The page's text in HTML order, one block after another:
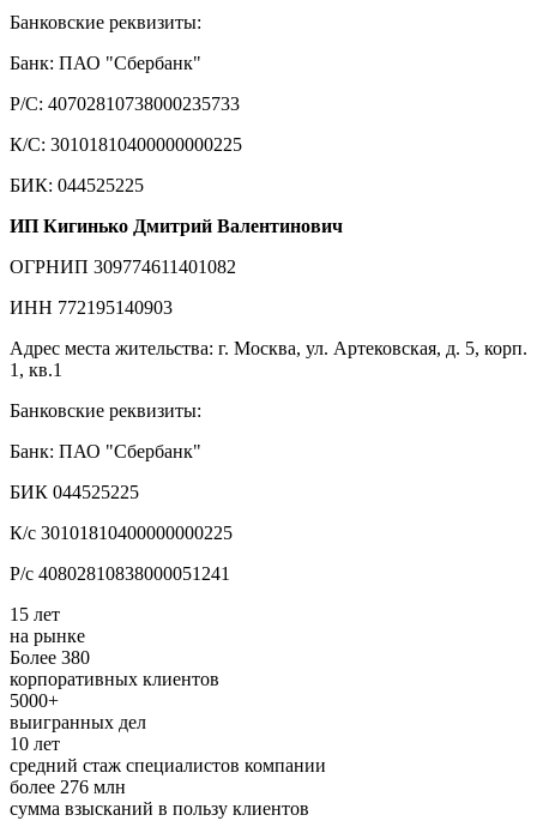
Банковские реквизиты:
Банк: ПАО "Сбербанк"
Р/С: 40702810738000235733
К/С: 30101810400000000225
БИК: 044525225
ИП Кигинько Дмитрий Валентинович
ОГРНИП 309774611401082
ИНН 772195140903
Адрес места жительства: г. Москва, ул. Артековская, д. 5, корп.
1, кв.1
Банковские реквизиты:
Банк: ПАО "Сбербанк"
БИК 044525225
К/с 30101810400000000225
Р/с 40802810838000051241
15 лет
на рынке
Более 380
корпоративных клиентов
5000+
выигранных дел
10 лет
средний стаж специалистов компании
более 276 млн
сумма взысканий в пользу клиентов